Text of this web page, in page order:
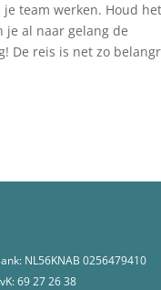
team werken. Houd het
je al naar gelang de
De reis is net zo
NL56KNAB 0256479410
69 27 26 38